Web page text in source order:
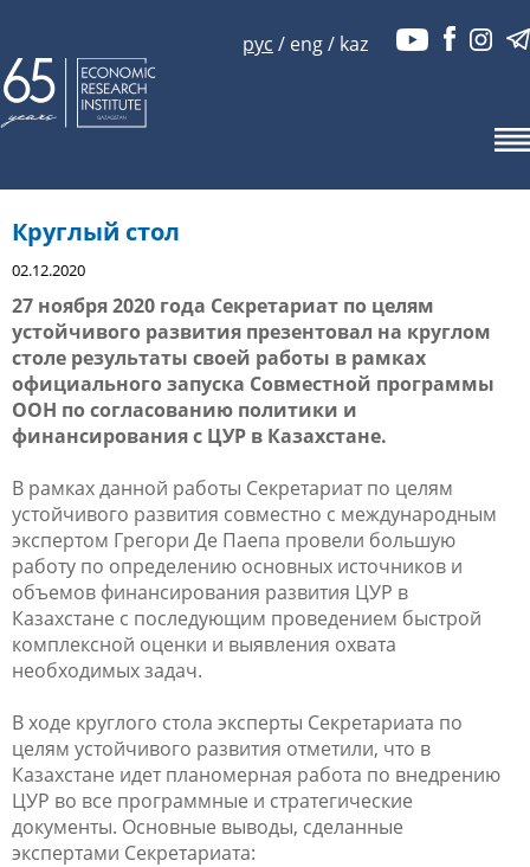
рус / eng/ kaz
Круглый стол
02.12.2020
27 ноября 2020 года Секретариат по целям
устойчивого развития презентовал на круглом
столе результаты своей работы в рамках
официального запуска Совместной программы
ООН по согласованию политики и
финансирования с ЦУР в Казахстане.
В рамках данной работы Секретариат по целям
устойчивого развития совместно с международным
экспертом Грегори Де Паепа провели большую
работу по определению основных источников и
объемов финансирования развития ЦУР в
Казахстане с последующим проведением быстрой
комплексной оценки и выявления охвата
необходимых задач.
В ходе круглого стола эксперты Секретариата по
целям устойчивого развития отметили, что в
Казахстане идет планомерная работа по внедрению
ЦУР во все программные и стратегические
документы. Основные выводы, сделанные
экспертами Секретариата: